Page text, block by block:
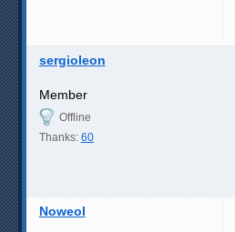
sergioleon
Member
Offline
Thanks: 60
Noweol